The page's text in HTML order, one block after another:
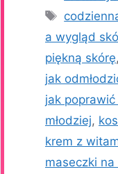
Tagi
a wygląd
piękną skórę,
jak
jak
młodziej,
krem z
maseczki